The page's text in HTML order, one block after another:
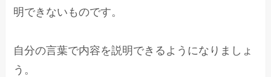
明できないものです。
自分の言葉で内容を説明できるようになりましょ
う。